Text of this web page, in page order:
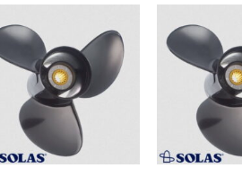
Auf die
Wunschliste